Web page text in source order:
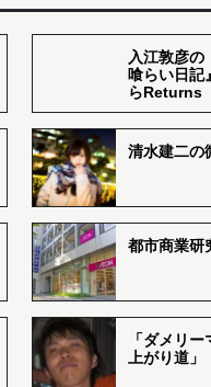
入江敦彦の
喰らい日記
らReturns
清水建二の
都市商業研
「ダメリ
上がり道」